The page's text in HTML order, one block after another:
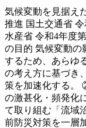
気候変動を見据え
推進 国土交通省
水産省 令和4年度
の目的 気候変動の
するため、あらゆ
の考え方に基づき
策を加速化する。
の激甚化・頻発化
て取り組む「流域
前防災対策を一層